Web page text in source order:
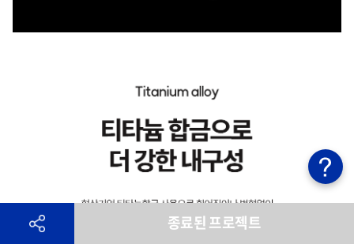
종료된 프로젝트